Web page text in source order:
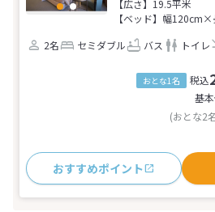
【広さ】19.5平米
【ベッド】幅120cm×
2名
セミダブル バス トイレ
おとな1名 税込
基
(おとな2
おすすめポイント